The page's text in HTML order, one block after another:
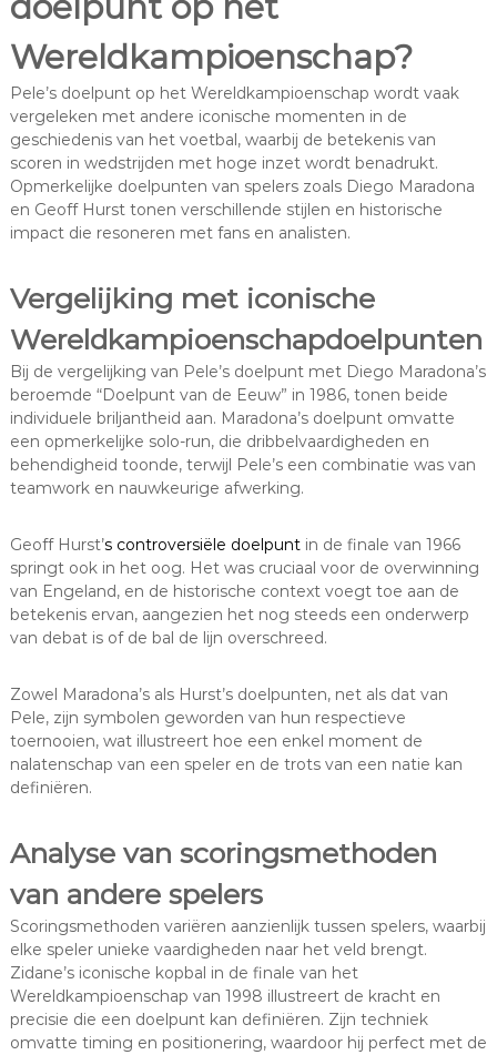
Wereldkampioenschap?
Pele’s doelpunt op het Wereldkampioenschap wordt vaak
vergeleken met andere iconische momenten in de
geschiedenis van het voetbal, waarbij de betekenis van
scoren in wedstrijden met hoge inzet wordt benadrukt.
Opmerkelijke doelpunten van spelers zoals Diego Maradona
en Geoff Hurst tonen verschillende stijlen en historische
impact die resoneren met fans en analisten.
Vergelijking met iconische
Wereldkampioenschapdoelpunten
Bij de vergelijking van Pele’s doelpunt met Diego Maradona’s
beroemde “Doelpunt van de Eeuw” in 1986, tonen beide
individuele briljantheid aan. Maradona’s doelpunt omvatte
een opmerkelijke solo-run, die dribbelvaardigheden en
behendigheid toonde, terwijl Pele’s een combinatie was van
teamwork en nauwkeurige afwerking.
Geoff Hurst’s controversiële doelpuntin de finale van 1966
springt ook in het oog. Het was cruciaal voor de overwinning
van Engeland, en de historische context voegt toe aan de
betekenis ervan, aangezien het nog steeds een onderwerp
van debat is of de bal de lijn overschreed.
Zowel Maradona’s als Hurst’s doelpunten, net als dat van
Pele, zijn symbolen geworden van hun respectieve
toernooien, wat illustreert hoe een enkel moment de
nalatenschap van een speler en de trots van een natie kan
definiëren.
Analyse van scoringsmethoden
van andere spelers
Scoringsmethoden variëren aanzienlijk tussen spelers, waarbij
elke speler unieke vaardigheden naar het veld brengt.
Zidane’s iconische kopbal in de finale van het
Wereldkampioenschap van 1998 illustreert de kracht en
precisie die een doelpunt kan definiëren. Zijn techniek
omvatte timing en positionering, waardoor hij perfect met de